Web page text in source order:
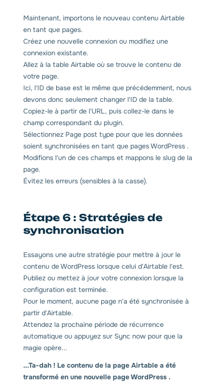
Maintenant, importons le nouveau contenu Airtable
en tant que pages.
Créez une nouvelle connexion ou modifiez une
connexion existante.
Allez à la table Airtable où se trouve le contenu de
votre page.
Ici, l'ID de base est le même que précédemment, nous
devons donc seulement changer l'ID de la table.
Copiez-le à partir de l'URL, puis collez-le dans le
champ correspondant du plugin.
Sélectionnez Page post type pour que les données
soient synchronisées en tant que pages WordPress .
Modifions l'un de ces champs et mappons le slug de la
page.
Évitez les erreurs (sensibles à la casse).
Étape 6 : Stratégies de
synchronisation
Essayons une autre stratégie pour mettre à jour le
contenu de WordPress lorsque celui d'Airtable l'est.
Publiez ou mettez à jour votre connexion lorsque la
configuration est terminée.
Pour le moment, aucune page n'a été synchronisée à
partir d'Airtable.
Attendez la prochaine période de récurrence
automatique ou appuyez sur Sync now pour que la
magie opère...
...Ta-dah ! Le contenu de la page Airtable a été
transformé en une nouvelle page WordPress .